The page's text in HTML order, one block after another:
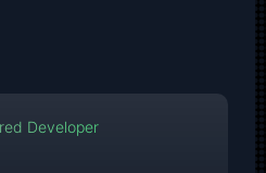
Developer